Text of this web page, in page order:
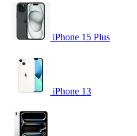
iPhone 15 Plus
iPhone 13